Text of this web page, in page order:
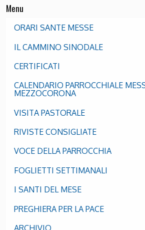
Menu
ORARI SANTE MESSE
IL CAMMINO SINODALE
CERTIFICATI
CALENDARIO PARROCCHIALE
MEZZOCORONA
VISITA PASTORALE
RIVISTE CONSIGLIATE
VOCE DELLA PARROCCHIA
FOGLIETTI SETTIMANALI
I SANTI DEL MESE
PREGHIERA PER LA PACE
ARCHIVIO